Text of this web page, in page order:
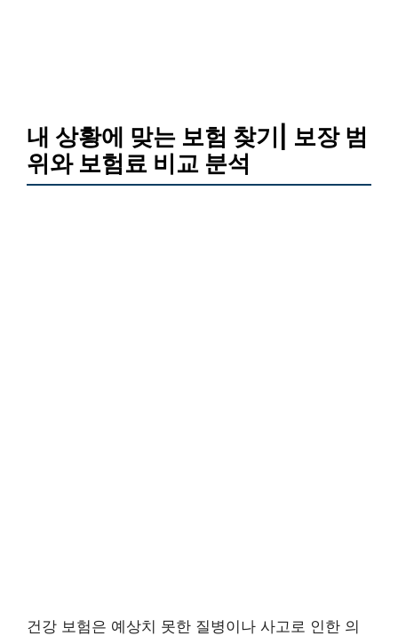
내 상황에 맞는 보험 찾기| 보장 범
위와 보험료 비교 분석
건강 보험은 예상치 못한 질병이나 사고로 인한 의